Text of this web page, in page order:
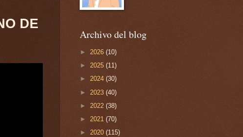
DE
Archivo del blog
► 2026 (10)
► 2025 (11)
► 2024 (30)
► 2023 (40)
► 2022 (38)
► 2021 (70)
► 2020 (115)